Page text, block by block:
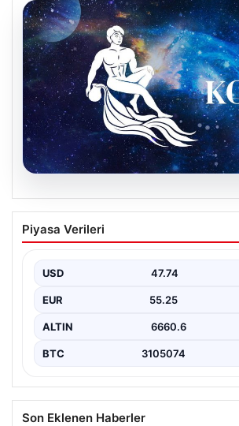
9 Ağustos Kova Burcu
Kova burcu için bugün hareketli ve
Piyasa Verileri
USD 47.74
EUR 55.25
ALTIN 6660.6
BTC 3105074
Son Eklenen Haberler